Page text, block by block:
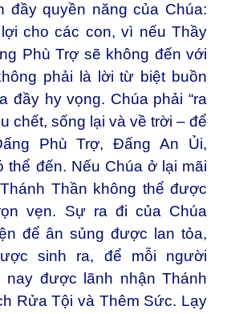
đầy quyền năng của Chúa:
cho các con, vì nếu Thầy
Phù Trợ sẽ không đến với
phải là lời từ biệt buồn
đầy hy vọng. Chúa phải “ra
chết, sống lại và về trời – để
Phù Trợ, Đấng An Ủi,
thể đến. Nếu Chúa ở lại mãi
Thần không thể được
vẹn. Sự ra đi của Chúa
để ân sủng được lan tỏa,
sinh ra, để mỗi người
nay được lãnh nhận Thánh
Rửa Tội và Thêm Sức. Lạy